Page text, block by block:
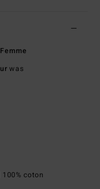
was
coton